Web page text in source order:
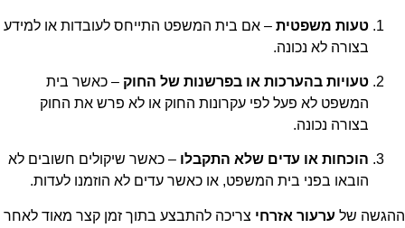
טעות משפטית – אם בית המשפט התייחס לעובדות או למידע
בצורה לא נכונה.
טעויות בהערכות או בפרשנות של החוק – כאשר בית
המשפט לא פעל לפי עקרונות החוק או לא פרש את החוק
בצורה נכונה.
הוכחות או עדים שלא התקבלו – כאשר שיקולים חשובים לא
הובאו בפני בית המשפט, או כאשר עדים לא הוזמנו לעדות.
ההגשה של ערעור אזרחי צריכה להתבצע בתוך זמן קצר מאוד לאחר